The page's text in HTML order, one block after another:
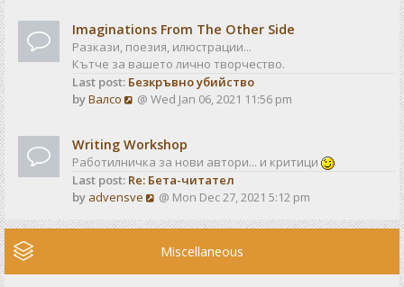
p
o
s
t
w
t
h
e
l
e
s
t
p
o
t
Imaginations From The Other Side
Разкази, поезия, илюстрации...
Кътче за вашето лично творчество.
Last post: Безкръвно убийство
byВалсо
V
w
t
h
e
l
@ Wed Jan 06, 2021 11:56 pm
Writing Workshop
Работилничка за нови автори... и критици
Last post: Re: Бета-читател
by advensve
V
e
w
@ Mon Dec 27, 2021 5:12 pm
Miscellaneous